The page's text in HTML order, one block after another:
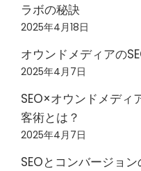
ラボの秘訣
2025年4月18日
オウンドメディアの
2025年4月7日
SEO×オウンドメディ
客術とは？
2025年4月7日
SEOとコンバージョ